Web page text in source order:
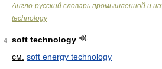
Англо-русский словарь промышленной и
technology
4
soft technology
см. soft energy technology